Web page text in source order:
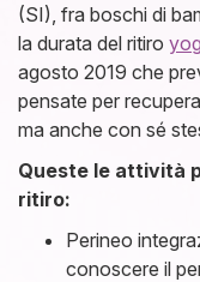
(SI), fra boschi di
la durata del ritiro
agosto 2019 che
pensate per
ma anche con sé
Queste le attività
ritiro:
Perineo
conoscere il